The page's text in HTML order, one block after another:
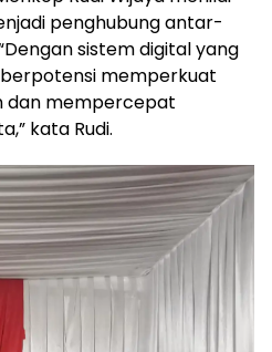
penghubung antar-
sistem digital yang
memperkuat
dan mempercepat
kata Rudi.